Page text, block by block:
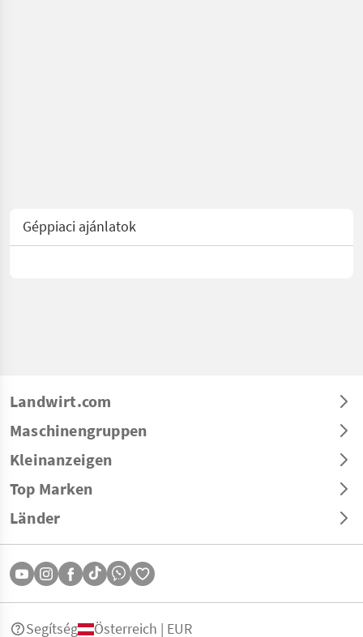
Géppiaci ajánlatok
Landwirt.com
Maschinengruppen
Kleinanzeigen
Top Marken
Länder
Segítség Österreich | EUR